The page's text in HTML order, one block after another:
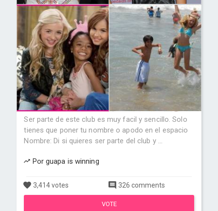
Ser parte de este club es muy facil y sencillo. Solo
tienes que poner tu nombre o apodo en el espacio
Nombre: Di si quieres ser parte del club y ...
Por guapa is winning
3,414 votes 326 comments
VOTE